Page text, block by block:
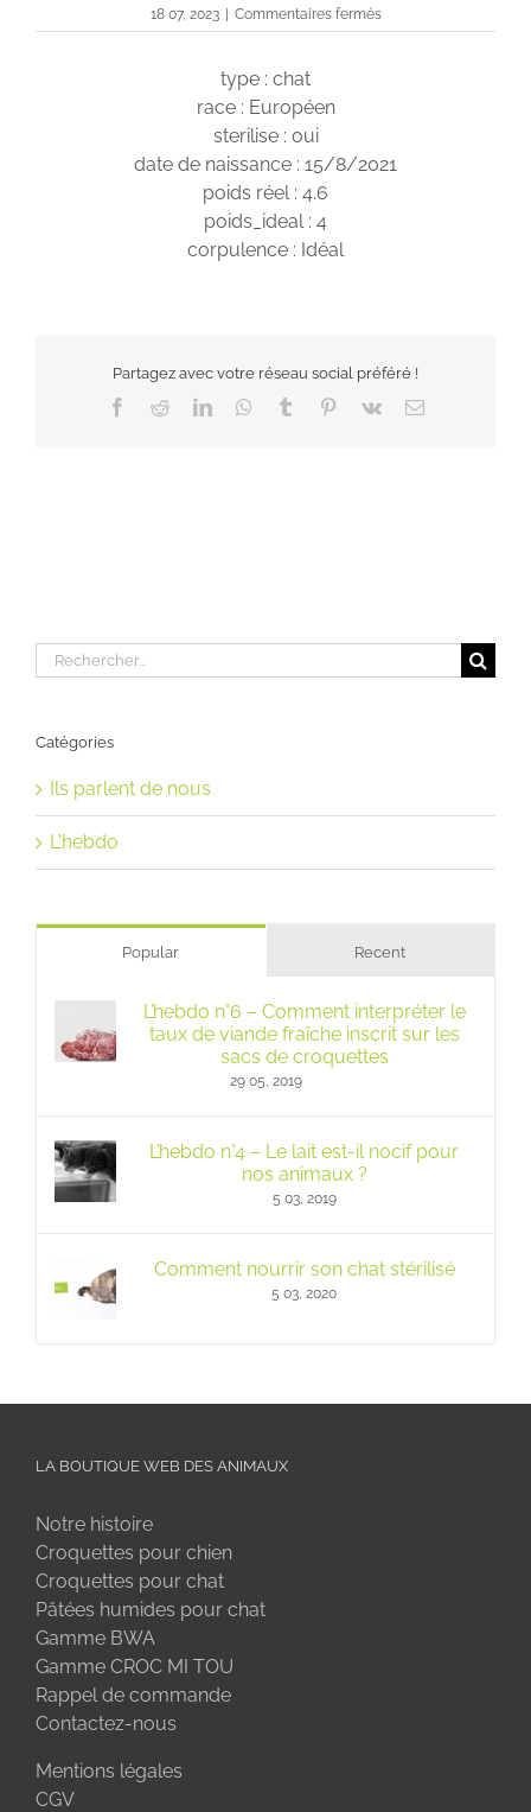
18 07, 2023 Commentaires ferméssur
Onyx
type : chat
race : Européen
sterilise : oui
date de naissance : 15/8/2021
poids réel : 4.6
poids_ideal : 4
corpulence : Idéal
Partagez avec votre réseau social préféré !
Facebook
RedditLinkedInWhatsApp
Tumblr Pinterest
Vk Email
Rechercher:
Catégories
Ils parlent de nous
L'hebdo
Popular Recent
L’hebdo n°6 – Comment interpréter le
taux de viande fraîche inscrit sur les
sacs de croquettes
29 05, 2019
L’hebdo n°4 – Le lait est-il nocif pour
nos animaux ?
5 03, 2019
Comment nourrir son chat stérilisé
5 03, 2020
LA BOUTIQUE WEB DES ANIMAUX
Notre histoire
Croquettes pour chien
Croquettes pour chat
Pâtées humides pour chat
Gamme BWA
Gamme CROC MI TOU
Rappel de commande
Contactez-nous
Mentions légales
CGV